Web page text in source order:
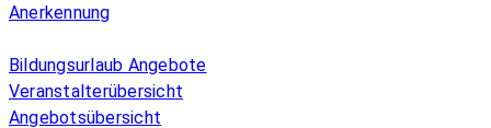
Anerkennung
Bildungsurlaub Angebote
Veranstalterübersicht
Angebotsübersicht